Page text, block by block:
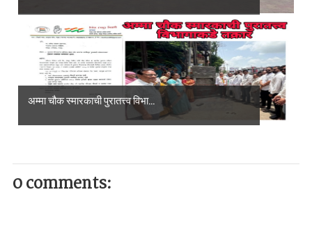
अम्मा चौक स्मारकाची पुरातत्त्व विभा...
0 comments: